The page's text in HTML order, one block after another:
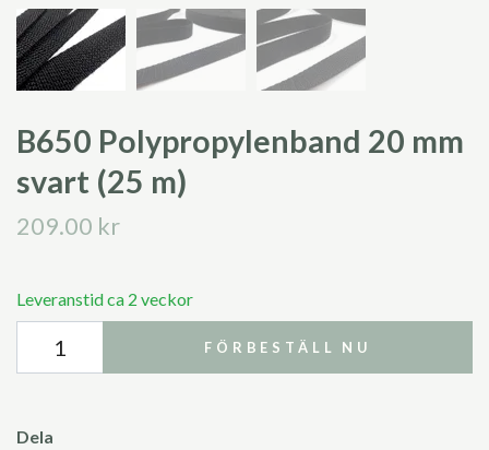
B650 Polypropylenband 20 mm
svart (25 m)
209.00 kr
Leveranstid ca 2 veckor
FÖRBESTÄLL NU
Dela